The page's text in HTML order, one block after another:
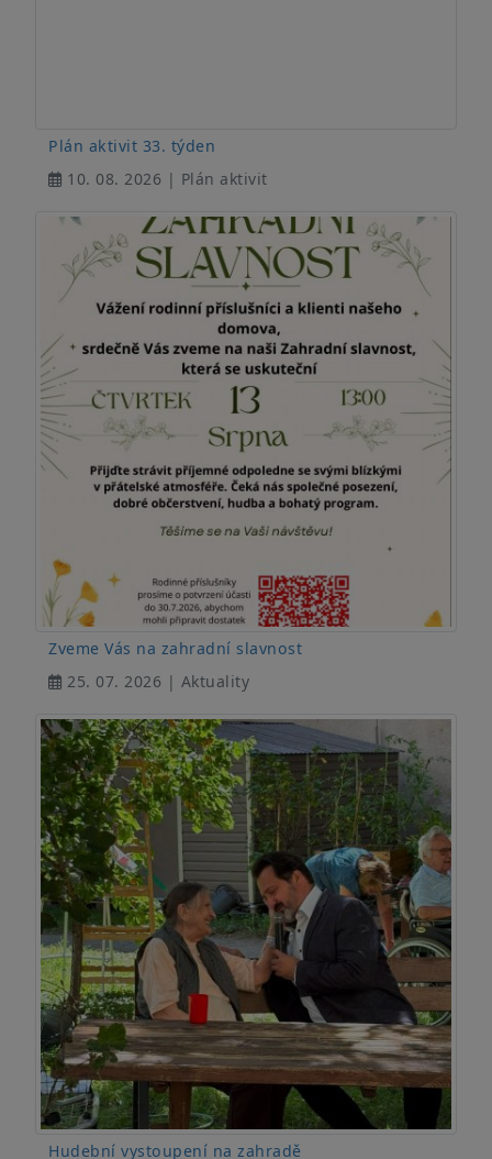
Plán aktivit 33. týden
10. 08. 2026 | Plán aktivit
Zveme Vás na zahradní slavnost
25. 07. 2026 | Aktuality
Hudební vystoupení na zahradě